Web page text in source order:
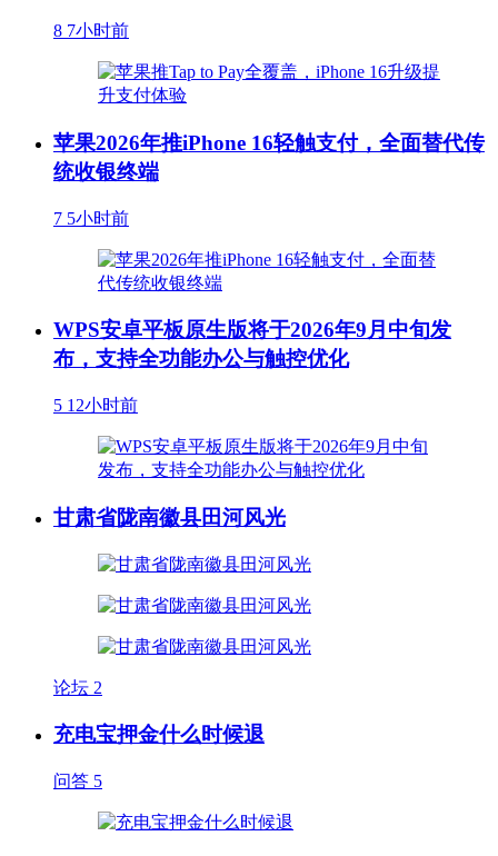
8 7小时前
苹果2026年推iPhone 16轻触支付，全面替代传
统收银终端
7 5小时前
WPS安卓平板原生版将于2026年9月中旬发
布，支持全功能办公与触控优化
5 12小时前
甘肃省陇南徽县田河风光
论坛 2
充电宝押金什么时候退
问答 5